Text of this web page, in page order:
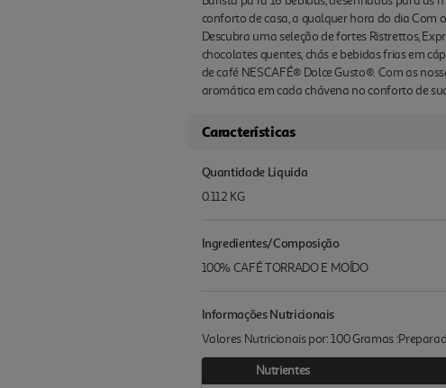
conforto de casa, a qualquer hora do dia Com
Descubra uma seleção de fortes Ristrettos,
chocolates quentes, chás e bebidas frias em
de café NESCAFÉ® Dolce Gusto®. Com as
aromática em cada chávena no conforto de
Características
Quantidade Liquida
0.112 KG
Ingredientes/Composição
100% CAFÉ TORRADO E MOÍDO
Informações Nutricionais
Valores Nutricionais por: 100 Gramas
Nutrientes